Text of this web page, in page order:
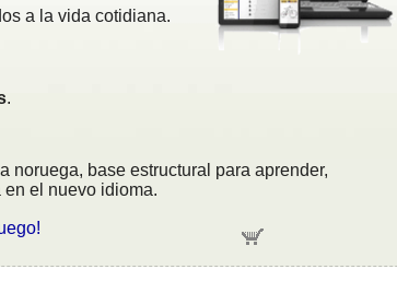
a la vida cotidiana.
.
noruega, base estructural para aprender,
el nuevo idioma.